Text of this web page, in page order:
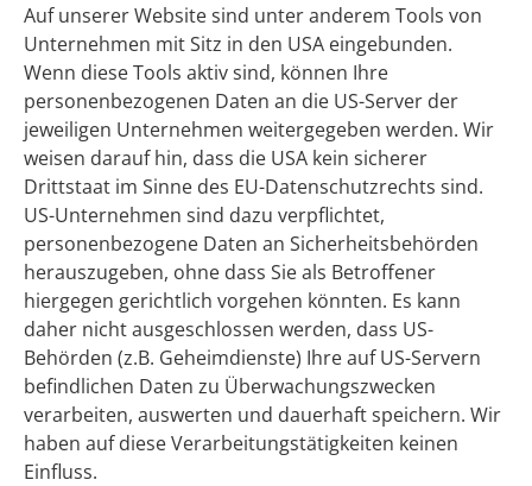
Auf unserer Website sind unter anderem Tools von
Unternehmen mit Sitz in den USA eingebunden.
Wenn diese Tools aktiv sind, können Ihre
personenbezogenen Daten an die US-Server der
jeweiligen Unternehmen weitergegeben werden. Wir
weisen darauf hin, dass die USA kein sicherer
Drittstaat im Sinne des EU-Datenschutzrechts sind.
US-Unternehmen sind dazu verpflichtet,
personenbezogene Daten an Sicherheitsbehörden
herauszugeben, ohne dass Sie als Betroffener
hiergegen gerichtlich vorgehen könnten. Es kann
daher nicht ausgeschlossen werden, dass US-
Behörden (z.B. Geheimdienste) Ihre auf US-Servern
befindlichen Daten zu Überwachungszwecken
verarbeiten, auswerten und dauerhaft speichern. Wir
haben auf diese Verarbeitungstätigkeiten keinen
Einfluss.